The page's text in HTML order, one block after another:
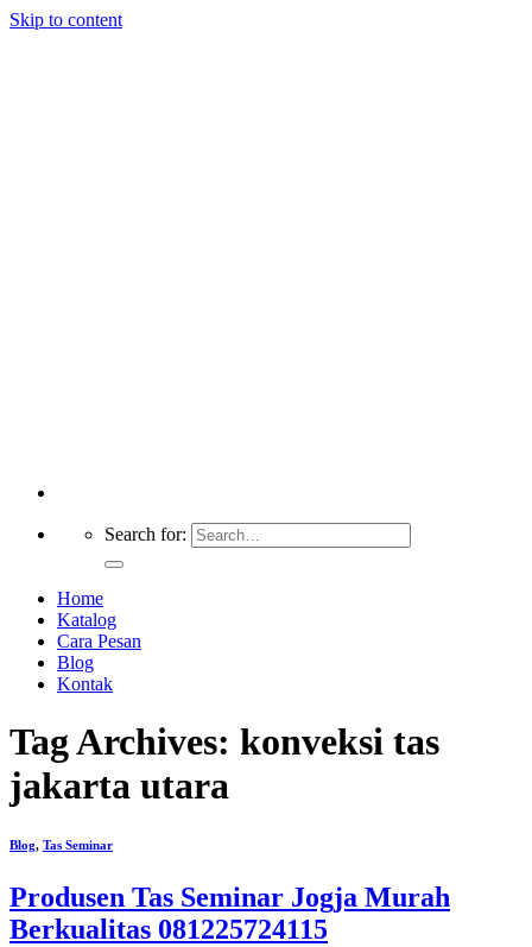
Skip to content
Search for:
Home
Katalog
Cara Pesan
Blog
Kontak
Tag Archives: konveksi tas
jakarta utara
Blog, Tas Seminar
Produsen Tas Seminar Jogja Murah
Berkualitas 081225724115